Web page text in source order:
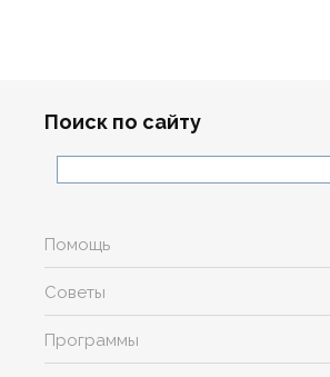
Поиск по сайту
Помощь
Советы
Программы